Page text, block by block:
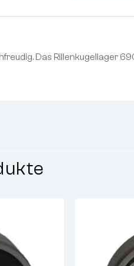
Das Rillenkugellager